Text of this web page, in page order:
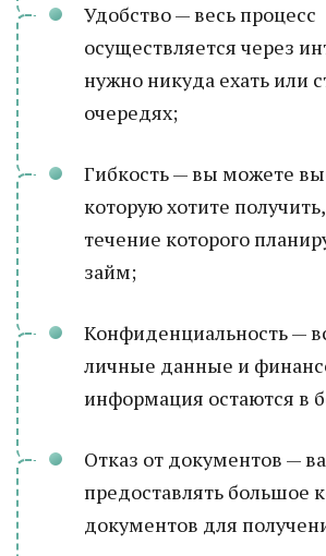
Удобство — весь процесс
осуществляется через
нужно никуда ехать или
очередях;
Гибкость — вы можете
которую хотите
течение которого
займ;
Конфиденциальность —
личные данные и
информация остаются в
Отказ от документов —
предоставлять большое
документов для